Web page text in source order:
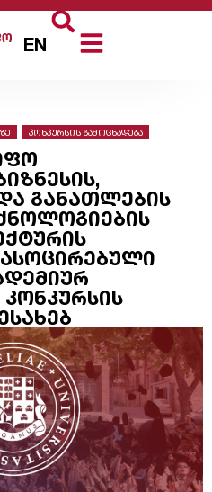
EN
კონკურსის გამოცხადება
განათლების